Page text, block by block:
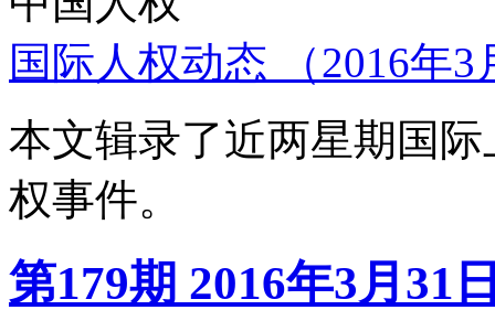
国际人权动态 （2016年
本文辑录了近两星期国
权事件。
第179期 2016年3月31